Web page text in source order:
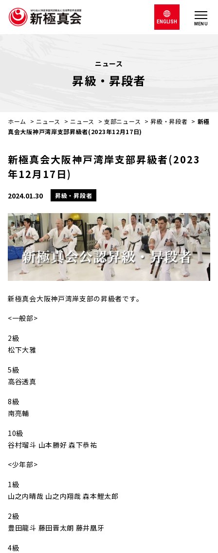
MENU
ENGLISH
ニュース
昇級・昇段者
ホーム > ニュース > ニュース >支部ニュース >昇級・昇段者 > 新極
真会大阪神戸湾岸支部昇級者(2023年12月17日)
新極真会大阪神戸湾岸支部昇級者(2023
年12月17日)
2024.01.30 昇級・昇段者
新極真会大阪神戸湾岸支部の昇級者です。
<一般部>
2級
松下大雅
5級
高谷透真
8級
南亮輔
10級
谷村瑠斗 山本勝好 森下恭祐
<少年部>
1級
山之内晴哉 山之内翔哉 森本鯉太郎
2級
豊田龍斗 藤田晋太朗 藤井凰牙
4級